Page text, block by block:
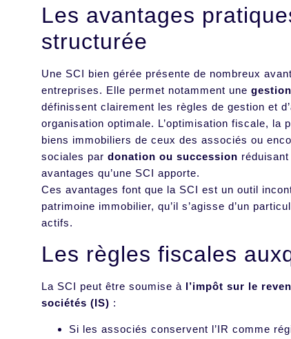
Les avantages
structurée
Une SCI bien gérée présente de nombreux
entreprises. Elle permet notamment une
définissent clairement les règles de gestion et
organisation optimale. L’optimisation fiscale, la
biens immobiliers de ceux des associés ou
sociales par donation ou succession
avantages qu’une SCI apporte.
Ces avantages font que la SCI est un outil
patrimoine immobilier, qu’il s’agisse d’un
actifs.
Les règles fiscales
La SCI peut être soumise à l’impôt sur le
sociétés (IS) :
Si les associés conservent l’IR comme